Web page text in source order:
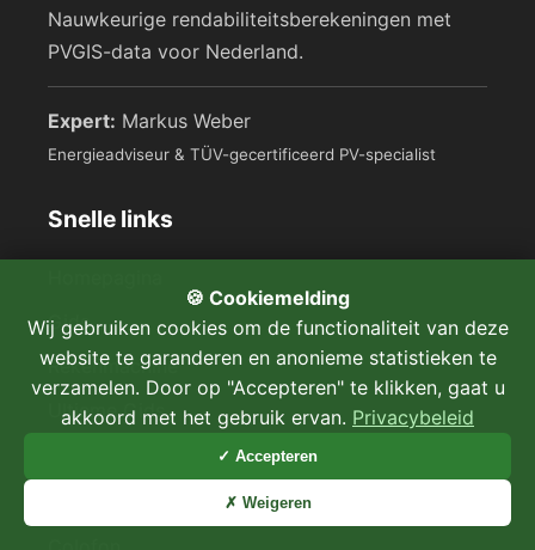
Nauwkeurige rendabiliteitsberekeningen met
PVGIS-data voor Nederland.
Expert: Markus Weber
Energieadviseur & TÜV-gecertificeerd PV-specialist
Snelle links
Gids
Rekenmachine
Ultieme Gids
Juridisch
🍪 Cookiemelding
Wij gebruiken cookies om de functionaliteit van deze
website te garanderen en anonieme statistieken te
verzamelen. Door op "Accepteren" te klikken, gaat u
akkoord met het gebruik ervan. Privacybeleid
✓ Accepteren
✗ Weigeren